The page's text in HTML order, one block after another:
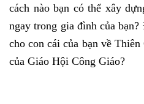
cách nào bạn có thể xây
ngay trong gia đình của
cho con cái của bạn về
của Giáo Hội Công Giáo?